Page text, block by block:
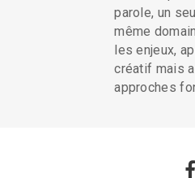
parole, un
même
les enjeux,
créatif mais
approches